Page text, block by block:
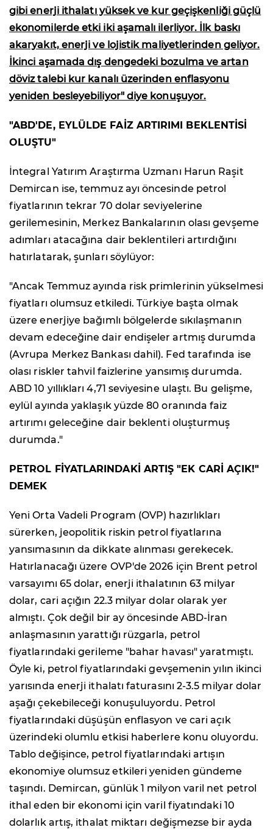
gibi enerji ithalatı yüksek ve kur geçişkenliği güçlü
ekonomilerde etki iki aşamalı ilerliyor. İlk baskı
akaryakıt, enerji ve lojistik maliyetlerinden geliyor.
İkinci aşamada dış dengedeki bozulma ve artan
döviz talebi kur kanalı üzerinden enflasyonu
yeniden besleyebiliyor" diye konuşuyor.
"ABD'DE, EYLÜLDE FAİZ ARTIRIMI BEKLENTİSİ
OLUŞTU"
İntegral Yatırım Araştırma Uzmanı Harun Raşit
Demircan ise, temmuz ayı öncesinde petrol
fiyatlarının tekrar 70 dolar seviyelerine
gerilemesinin, Merkez Bankalarının olası gevşeme
adımları atacağına dair beklentileri artırdığını
hatırlatarak, şunları söylüyor:
"Ancak Temmuz ayında risk primlerinin yükselmesi
fiyatları olumsuz etkiledi. Türkiye başta olmak
üzere enerjiye bağımlı bölgelerde sıkılaşmanın
devam edeceğine dair endişeler artmış durumda
(Avrupa Merkez Bankası dahil). Fed tarafında ise
olası riskler tahvil faizlerine yansımış durumda.
ABD 10 yıllıkları 4,71 seviyesine ulaştı. Bu gelişme,
eylül ayında yaklaşık yüzde 80 oranında faiz
artırımı geleceğine dair beklenti oluşturmuş
durumda."
PETROL FİYATLARINDAKİ ARTIŞ "EK CARİ AÇIK!"
DEMEK
Yeni Orta Vadeli Program (OVP) hazırlıkları
sürerken, jeopolitik riskin petrol fiyatlarına
yansımasının da dikkate alınması gerekecek.
Hatırlanacağı üzere OVP'de 2026 için Brent petrol
varsayımı 65 dolar, enerji ithalatının 63 milyar
dolar, cari açığın 22.3 milyar dolar olarak yer
almıştı. Çok değil bir ay öncesinde ABD-İran
anlaşmasının yarattığı rüzgarla, petrol
fiyatlarındaki gerileme "bahar havası" yaratmıştı.
Öyle ki, petrol fiyatlarındaki gevşemenin yılın ikinci
yarısında enerji ithalatı faturasını 2-3.5 milyar dolar
aşağı çekebileceği konuşuluyordu. Petrol
fiyatlarındaki düşüşün enflasyon ve cari açık
üzerindeki olumlu etkisi haberlere konu oluyordu.
Tablo değişince, petrol fiyatlarındaki artışın
ekonomiye olumsuz etkileri yeniden gündeme
taşındı. Demircan, günlük 1 milyon varil net petrol
ithal eden bir ekonomi için varil fiyatındaki 10
dolarlık artış, ithalat miktarı değişmezse bir ayda